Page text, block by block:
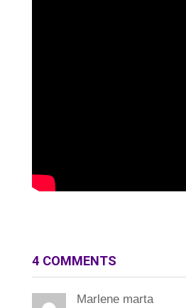
4 COMMENTS
Marlene marta